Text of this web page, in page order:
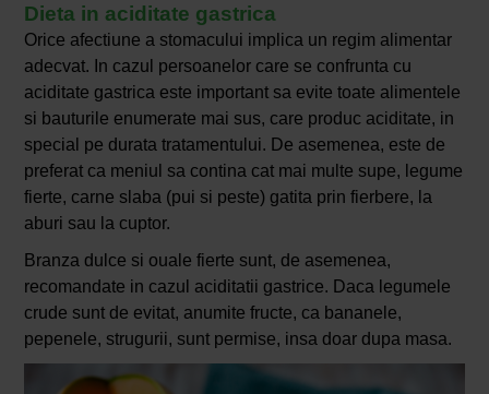
Dieta in aciditate gastrica
Orice afectiune a stomacului implica un regim alimentar
adecvat. In cazul persoanelor care se confrunta cu
aciditate gastrica este important sa evite toate alimentele
si bauturile enumerate mai sus, care produc aciditate, in
special pe durata tratamentului. De asemenea, este de
preferat ca meniul sa contina cat mai multe supe, legume
fierte, carne slaba (pui si peste) gatita prin fierbere, la
aburi sau la cuptor.
Branza dulce si ouale fierte sunt, de asemenea,
recomandate in cazul aciditatii gastrice. Daca legumele
crude sunt de evitat, anumite fructe, ca bananele,
pepenele, strugurii, sunt permise, insa doar dupa masa.